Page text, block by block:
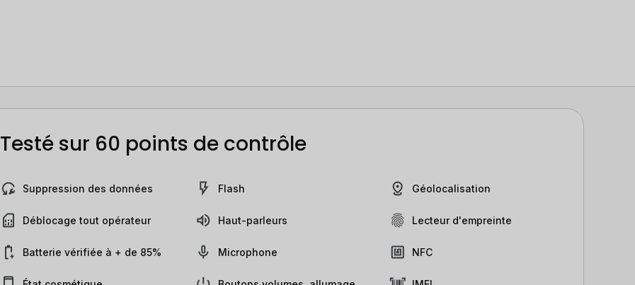
Testé sur 60 points de contrôle
Suppression des données
Déblocage tout opérateur
Batterie vérifiée à + de 85%
Flash
Haut-parleurs
Microphone
Géolocalisation
Lecteur d'empreinte
NFC